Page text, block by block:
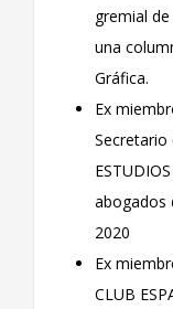
gremial
una
Gráfica.
Ex
Secretario
abogados
2020
Ex
CLUB